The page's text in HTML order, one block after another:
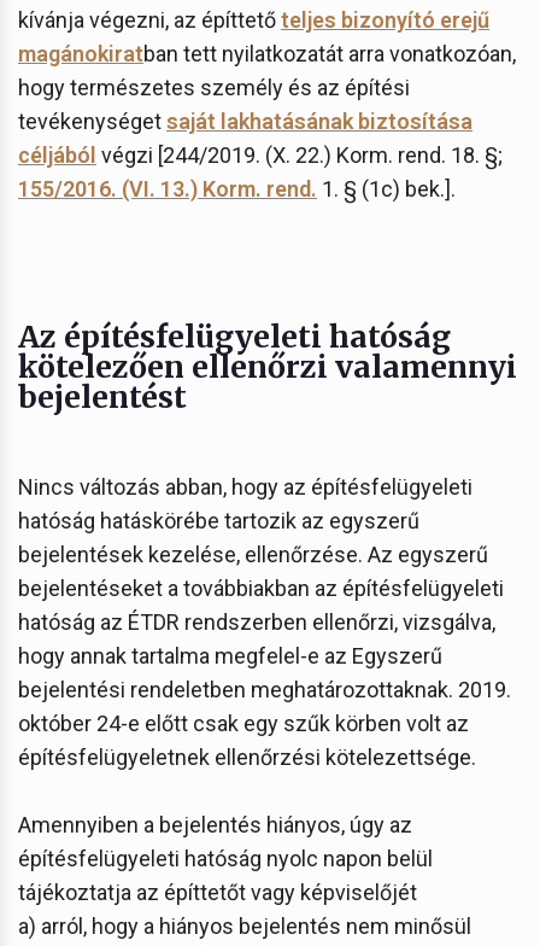
kívánja végezni, az építtetőteljes bizonyító erejű
magánokiratban tett nyilatkozatát arra vonatkozóan,
hogy természetes személy és az építési
tevékenységetsaját lakhatásának biztosítása
céljából végzi [244/2019. (X. 22.) Korm. rend. 18. §;
155/2016. (VI. 13.) Korm. rend. 1. § (1c) bek.].
Az építésfelügyeleti hatóság
kötelezően ellenőrzi valamennyi
bejelentést
Nincs változás abban, hogy az építésfelügyeleti
hatóság hatáskörébe tartozik az egyszerű
bejelentések kezelése, ellenőrzése. Az egyszerű
bejelentéseket a továbbiakban az építésfelügyeleti
hatóság az ÉTDR rendszerben ellenőrzi, vizsgálva,
hogy annak tartalma megfelel-e az Egyszerű
bejelentési rendeletben meghatározottaknak. 2019.
október 24-e előtt csak egy szűk körben volt az
építésfelügyeletnek ellenőrzési kötelezettsége.
Amennyiben a bejelentés hiányos, úgy az
építésfelügyeleti hatóság nyolc napon belül
tájékoztatja az építtetőt vagy képviselőjét
a) arról, hogy a hiányos bejelentés nem minősül